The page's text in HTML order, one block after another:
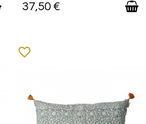
37,50 €
favorite_border